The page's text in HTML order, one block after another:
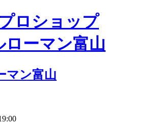
ロショップ
マン富山